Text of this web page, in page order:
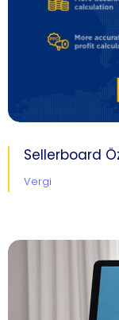
Sellerboard
Vergi